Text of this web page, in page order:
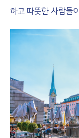
하고 따뜻한 사람들